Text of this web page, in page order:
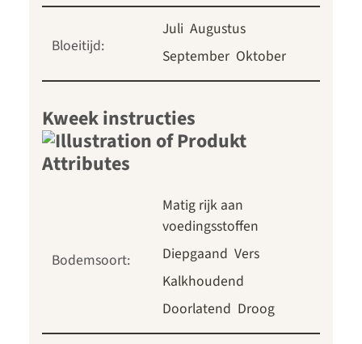
Bloeitijd:
Juli Augustus
September Oktober
Kweek instructies
Bodemsoort:
Matig rijk aan
voedingsstoffen
Diepgaand Vers
Kalkhoudend
Doorlatend Droog